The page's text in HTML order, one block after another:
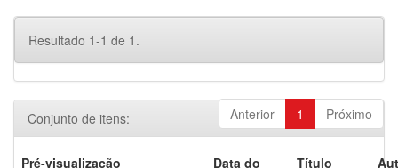
Resultado 1-1 de 1.
Anterior 1 Próximo
Conjunto de itens:
Pré-visualização
Data do
Título